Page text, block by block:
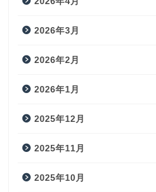
2026年3月
2026年2月
2026年1月
2025年12月
2025年11月
2025年10月